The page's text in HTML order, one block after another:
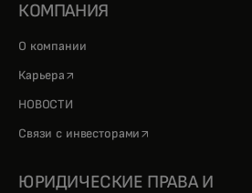
КОМПАНИЯ
О компании
Карьера opens in a new tab
НОВОСТИ
Связи с инвесторами opens in a new tab
ЮРИДИЧЕСКИЕ ПРАВА И